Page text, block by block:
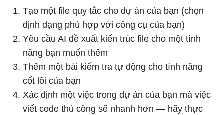
Tạo một file quy tắc cho dự án của bạn (chọn
định dạng phù hợp với công cụ của bạn)
Yêu cầu AI đề xuất kiến ​​trúc file cho một tính
năng bạn muốn thêm
Thêm một bài kiểm tra tự động cho tính năng
cốt lõi của bạn
Xác định một việc trong dự án của bạn mà việc
viết code thủ công sẽ nhanh hơn — hãy thực